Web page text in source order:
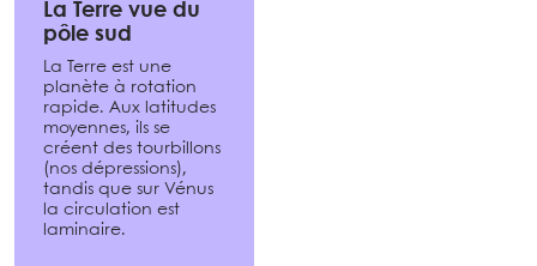
La Terre vue du
pôle sud
La Terre est une
planète à rotation
rapide. Aux latitudes
moyennes, ils se
créent des tourbillons
(nos dépressions),
tandis que sur Vénus
la circulation est
laminaire.